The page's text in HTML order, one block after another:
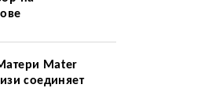
Mater
соединяет